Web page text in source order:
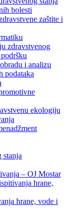
bolesti
zaštite i
zdravstvenog
i analizu
podataka
ekologiju
stanja
– OJ Mostar
hrane,
hrane, vode i